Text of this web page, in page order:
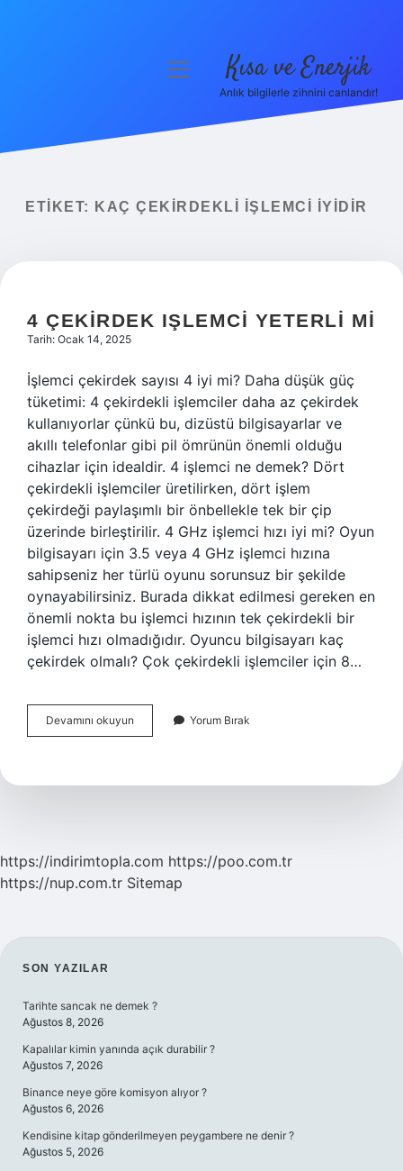
Yasal Uyarı
menüyü
Kısa ve Enerjik
Anlık bilgilerle zihnini canlandır!
ETIKET: KAÇ ÇEKIRDEKLI IŞLEMCI IYIDIR
4 ÇEKIRDEK IŞLEMCI YETERLI MI
Tarih: Ocak 14, 2025
İşlemci çekirdek sayısı 4 iyi mi? Daha düşük güç
tüketimi: 4 çekirdekli işlemciler daha az çekirdek
kullanıyorlar çünkü bu, dizüstü bilgisayarlar ve
akıllı telefonlar gibi pil ömrünün önemli olduğu
cihazlar için idealdir. 4 işlemci ne demek? Dört
çekirdekli işlemciler üretilirken, dört işlem
çekirdeği paylaşımlı bir önbellekle tek bir çip
üzerinde birleştirilir. 4 GHz işlemci hızı iyi mi? Oyun
bilgisayarı için 3.5 veya 4 GHz işlemci hızına
sahipseniz her türlü oyunu sorunsuz bir şekilde
oynayabilirsiniz. Burada dikkat edilmesi gereken en
önemli nokta bu işlemci hızının tek çekirdekli bir
işlemci hızı olmadığıdır. Oyuncu bilgisayarı kaç
çekirdek olmalı? Çok çekirdekli işlemciler için 8…
Devamını okuyun
Çekirdek
Mi
Yorum Bırak
https://indirimtopla.com https://poo.com.tr
https://nup.com.tr Sitemap
SIDEBAR
SON YAZILAR
Tarihte sancak ne demek ?
Ağustos 8, 2026
Kapalılar kimin yanında açık durabilir ?
Ağustos 7, 2026
Binance neye göre komisyon alıyor ?
Ağustos 6, 2026
Kendisine kitap gönderilmeyen peygambere ne denir ?
Ağustos 5, 2026